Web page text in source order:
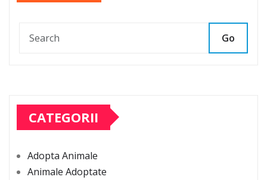
Go
CATEGORII
Adopta Animale
Animale Adoptate